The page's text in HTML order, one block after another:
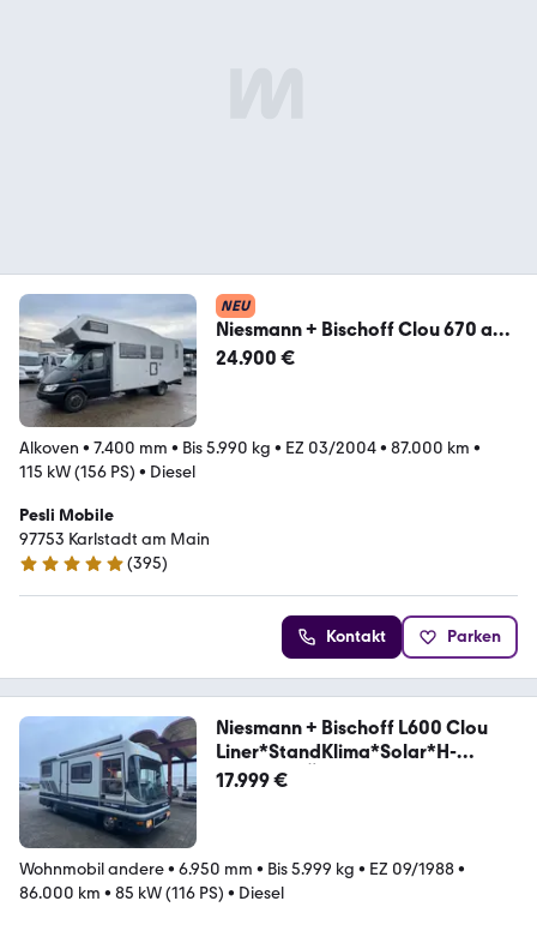
NEU
Niesmann + Bischoff Clou 670 auf
MB Automatik-2*Klima-Solar-Sat-
24.900 €
Alkoven • 7.400 mm • Bis 5.990 kg • EZ 03/2004• 87.000 km •
115 kW (156 PS) • Diesel
Pesli Mobile
97753 Karlstadt am Main
4.8 Sterne
(395)
Kontakt Parken
Niesmann + Bischoff L600 Clou
Liner*StandKlima*Solar*H-
Kennzei.*TÜV
17.999 €
Wohnmobil andere• 6.950 mm • Bis 5.999 kg • EZ 09/1988•
86.000 km • 85 kW (116 PS) • Diesel